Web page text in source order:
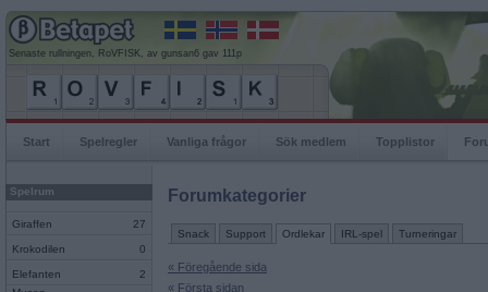
Senaste rullningen, RoVFISK, av gunsan6 gav 111p
Start Spelregler Vanliga frågor Sök medlem Topplistor
Spelrum
Giraffen 27
Krokodilen 0
Elefanten
2
Forumkategorier
Snack Support Ordlekar IRL-spel Turneringar
« Föregående sida
« Första sidan